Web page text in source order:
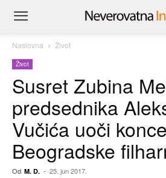
Naslovna Život
Život
Susret Zubina
predsednika
Vučića uoči
Beogradske
Od M. D. - 25. jun 2017.